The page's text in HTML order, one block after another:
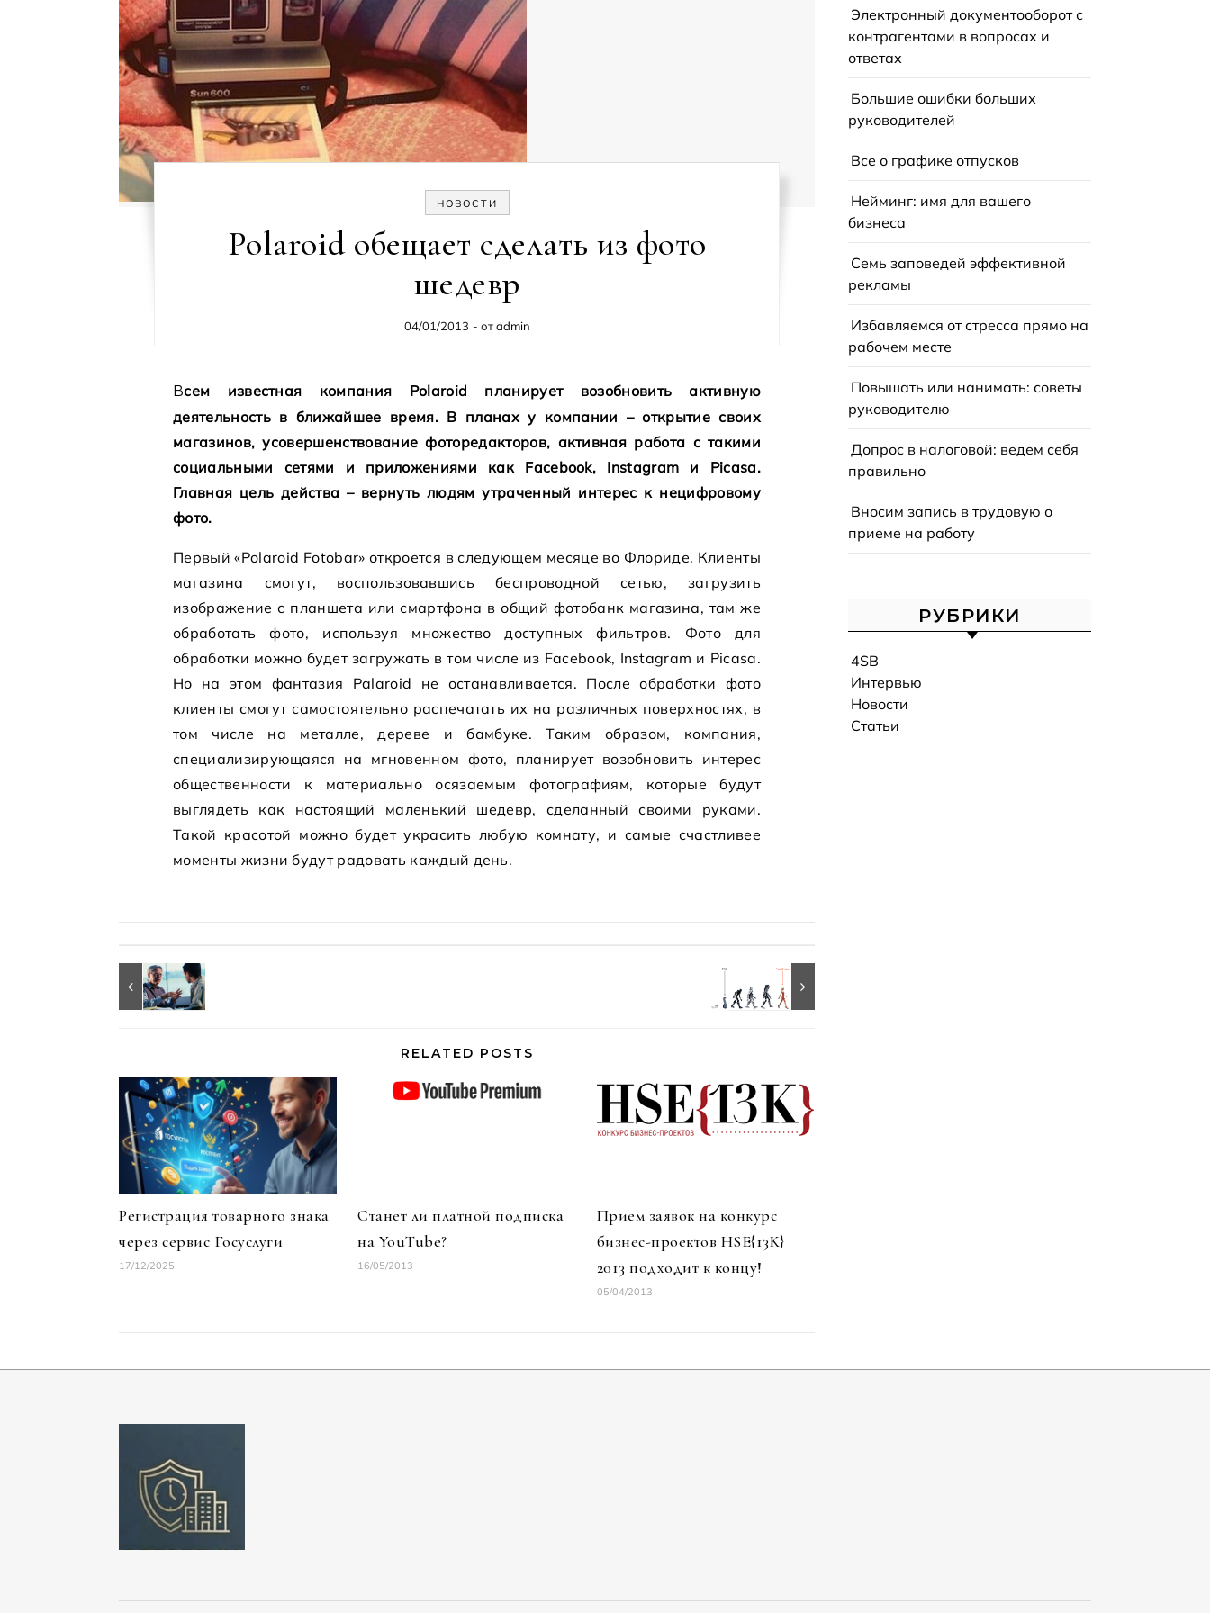
НОВОСТИ
Polaroid обещает сделать из фото
шедевр
04/01/2013 - отadmin
Всем известная компания Polaroid планирует возобновить активную
деятельность в ближайшее время. В планах у компании – открытие своих
магазинов, усовершенствование фоторедакторов, активная работа с такими
социальными сетями и приложениями как Facebook, Instagram и Picasa.
Главная цель действа – вернуть людям утраченный интерес к нецифровому
фото.
Первый «Polaroid Fotobar» откроется в следующем месяце во Флориде. Клиенты
магазина смогут, воспользовавшись беспроводной сетью, загрузить
изображение с планшета или смартфона в общий фотобанк магазина, там же
обработать фото, используя множество доступных фильтров. Фото для
обработки можно будет загружать в том числе из Facebook, Instagram и Picasa.
Но на этом фантазия Palaroid не останавливается. После обработки фото
клиенты смогут самостоятельно распечатать их на различных поверхностях, в
том числе на металле, дереве и бамбуке. Таким образом, компания,
специализирующаяся на мгновенном фото, планирует возобновить интерес
общественности к материально осязаемым фотографиям, которые будут
выглядеть как настоящий маленький шедевр, сделанный своими руками.
Такой красотой можно будет украсить любую комнату, и самые счастливее
моменты жизни будут радовать каждый день.
RELATED POSTS
Регистрация товарного знака
через сервис Госуслуги
17/12/2025
Станет ли платной подписка
на YouTube?
16/05/2013
Прием заявок на конкурс
бизнес-проектов HSE{13K}
2013 подходит к концу!
05/04/2013
Электронный документооборот с
контрагентами в вопросах и
ответах
Большие ошибки больших
руководителей
Все о графике отпусков
Нейминг: имя для вашего
бизнеса
Семь заповедей эффективной
рекламы
Избавляемся от стресса прямо на
рабочем месте
Повышать или нанимать: советы
руководителю
Допрос в налоговой: ведем себя
правильно
Вносим запись в трудовую о
приеме на работу
РУБРИКИ
4SB
Интервью
Новости
Статьи